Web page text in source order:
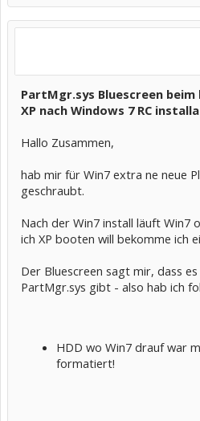
PartMgr.sys Bluescreen
XP nach Windows 7 RC
Hallo Zusammen,
hab mir für Win7 extra ne neue
geschraubt.
Nach der Win7 install läuft Win7
ich XP booten will bekomme ich
Der Bluescreen sagt mir, dass
PartMgr.sys gibt - also hab ich
HDD wo Win7 drauf war
formatiert!